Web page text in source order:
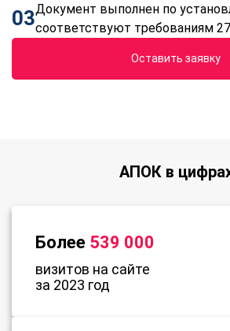
03Документ выполнен по
соответствуют требованиям
Оставить заявку
АПОК в
Более 539 000
визитов на сайте
за 2023 год